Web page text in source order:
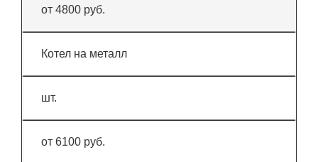
от 4800 руб.
Котел на металл
шт.
от 6100 руб.